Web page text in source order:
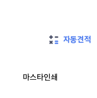
자동견적
마스타인쇄